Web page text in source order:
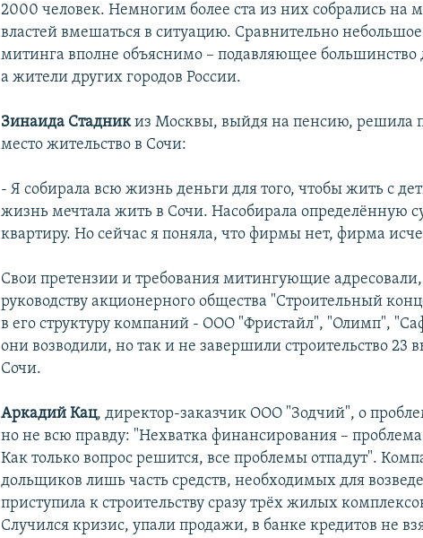
2000 человек. Немногим более ста из них собрались на
властей вмешаться в ситуацию. Сравнительно
митинга вполне объяснимо – подавляющее
а жители других городов России.
Зинаида Стадникиз Москвы, выйдя на пенсию, решила
место жительство в Сочи:
- Я собирала всю жизнь деньги для того, чтобы жить с
жизнь мечтала жить в Сочи. Насобирала определённую
квартиру. Но сейчас я поняла, что фирмы нет, фирма
Свои претензии и требования митингующие
руководству акционерного общества "Строительный
в его структуру компаний - ООО "Фристайл", "Олимп",
они возводили, но так и не завершили строительство
Сочи.
Аркадий Кац, директор-заказчик ООО "Зодчий", о
но не всю правду: "Нехватка финансирования –
Как только вопрос решится, все проблемы отпадут".
дольщиков лишь часть средств, необходимых для
приступила к строительству сразу трёх жилых
Случился кризис, упали продажи, в банке кредитов не